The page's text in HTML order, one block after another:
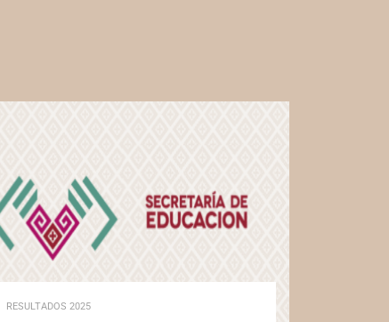
RESULTADOS 2025